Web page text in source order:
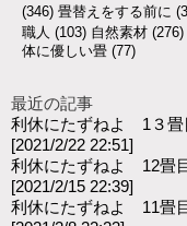
(346) 畳替えをする前に
職人 (103) 自然素材 (276)
体に優しい畳 (77)
最近の記事
利休にたずねよ 1３
[2021/2/22 22:51]
利休にたずねよ 12
[2021/2/15 22:39]
利休にたずねよ 11